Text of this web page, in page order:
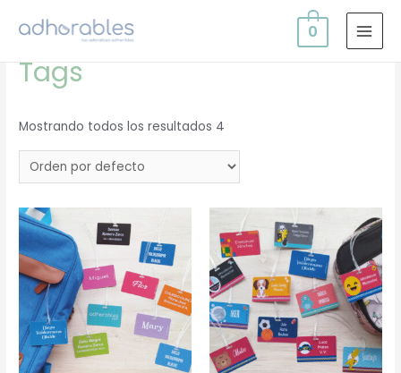
0
Inicio / Tags
Tags
Mostrando todos los resultados 4